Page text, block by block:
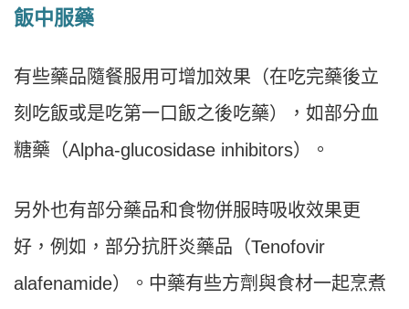
飯中服藥
有些藥品隨餐服用可增加效果（在吃完藥後立
刻吃飯或是吃第一口飯之後吃藥），如部分血
糖藥（Alpha-glucosidase inhibitors）。
另外也有部分藥品和食物併服時吸收效果更
好，例如，部分抗肝炎藥品（Tenofovir
alafenamide）。中藥有些方劑與食材一起烹煮